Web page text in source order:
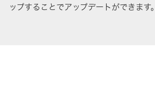
ップすることでアップデートができます。